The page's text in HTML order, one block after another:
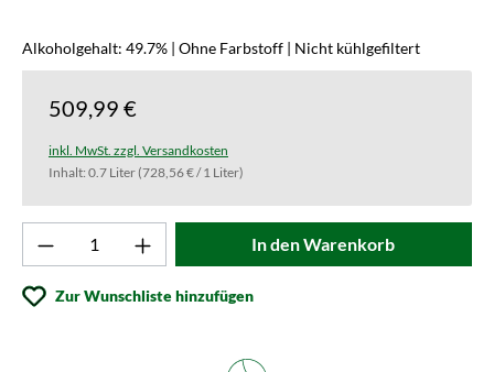
Alkoholgehalt: 49.7% | Ohne Farbstoff | Nicht kühlgefiltert
509,99 €
inkl. MwSt. zzgl. Versandkosten
Inhalt: 0.7 Liter(728,56 € / 1 Liter)
Produkt Anzahl: Gib den gewünschten
In den Warenkorb
Zur Wunschliste hinzufügen